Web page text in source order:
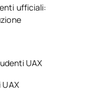
ufficiali:
UAX